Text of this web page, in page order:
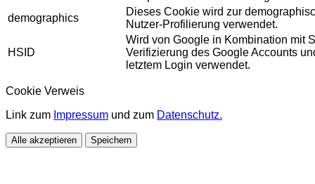
demographics
Dieses Cookie wird zur
Nutzer-Profilierung verwendet.
HSID
Wird von Google in Kombination mit
Verifizierung des Google Accounts
letztem Login verwendet.
Cookie Verweis
Link zum Impressum und zum Datenschutz.
Alle akzeptieren Speichern